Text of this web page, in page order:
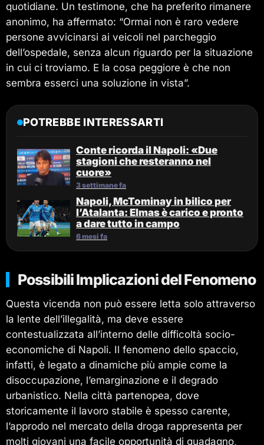
quotidiane. Un testimone, che ha preferito rimanere
anonimo, ha affermato: “Ormai non è raro vedere
persone avvicinarsi ai veicoli nel parcheggio
dell’ospedale, senza alcun riguardo per la situazione
in cui ci troviamo. E la cosa peggiore è che non
sembra esserci una soluzione in vista”.
POTREBBE INTERESSARTI
Conte ricorda il Napoli: «Due
stagioni che resteranno nel
cuore»
3 settimane fa
Napoli, McTominay in bilico per
l’Atalanta: Elmas è carico e pronto
a dare tutto in campo
6 mesi fa
Possibili Implicazioni del Fenomeno
Questa vicenda non può essere letta solo attraverso
la lente dell’illegalità, ma deve essere
contestualizzata all’interno delle difficoltà socio-
economiche di Napoli. Il fenomeno dello spaccio,
infatti, è legato a dinamiche più ampie come la
disoccupazione, l’emarginazione e il degrado
urbanistico. Nella città partenopea, dove
storicamente il lavoro stabile è spesso carente,
l’approdo nel mercato della droga rappresenta per
molti giovani una facile opportunità di guadagno,